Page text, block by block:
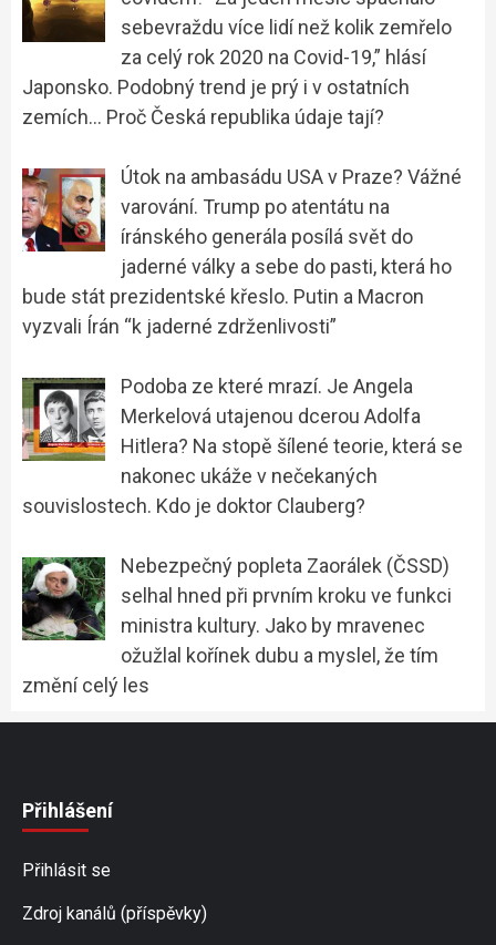
sebevraždu více lidí než kolik zemřelo
za celý rok 2020 na Covid-19,” hlásí
Japonsko. Podobný trend je prý i v ostatních
zemích… Proč Česká republika údaje tají?
Útok na ambasádu USA v Praze? Vážné
varování. Trump po atentátu na
íránského generála posílá svět do
jaderné války a sebe do pasti, která ho
bude stát prezidentské křeslo. Putin a Macron
vyzvali Írán “k jaderné zdrženlivosti”
Podoba ze které mrazí. Je Angela
Merkelová utajenou dcerou Adolfa
Hitlera? Na stopě šílené teorie, která se
nakonec ukáže v nečekaných
souvislostech. Kdo je doktor Clauberg?
Nebezpečný popleta Zaorálek (ČSSD)
selhal hned při prvním kroku ve funkci
ministra kultury. Jako by mravenec
ožužlal kořínek dubu a myslel, že tím
změní celý les
Přihlášení
Přihlásit se
Zdroj kanálů (příspěvky)